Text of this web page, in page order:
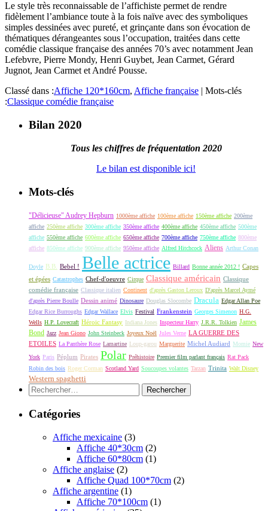
Le style très reconnaissable de l’affichiste permet de rendre
fidèlement l’ambiance toute à la fois naïve avec des symboliques
simples dessinées avec pureté, et grinçante dans son évocation de
thématiques dérangeantes sous l’occupation, traitées dans cette
comédie classique française des années 70’s avec notamment Jean
Lefebvre, Pierre Mondy, Henri Guybet, Jean Carmet, Gérard
Jugnot, Jean Carmet et André Pousse.
Classé dans :Affiche 120*160cm, Affiche française | Mots-clés
:Classique comédie française
Bilan 2020
Tous les chiffres de fréquentation 2020
Le bilan est disponible ici!
Mots-clés
"Délicieuse" Audrey Hepburn 1000ème affiche 100ème affiche 150ème affiche 200ème
affiche 250ème affiche 300ème affiche 350ème affiche 400ème affiche 450ème affiche 500ème
affiche 550ème affiche 600ème affiche 650ème affiche 700ème affiche 750ème affiche 800ème
affiche 850ème affiche 900ème affiche 950ème affiche Alfred Hitchcock Aliens Arthur Conan
Doyle B.B. Bebel ! Belle actrice Billard Bonne année 2012 ! Capes
et épées Catastrophes Chef-d'oeuvre Cirque Classique américain Classique
comédie française Classique italien Continent d'après Gaston Leroux D'après Marcel Aymé
d'après Pierre Boulle Dessin animé Dinosaure Douglas Slocombe Dracula Edgar Allan Poe
Edgar Rice Burroughs Edgar Wallace Elvis Festival Frankenstein Georges Simenon H.G.
Wells H.P. Lovecraft Héroic Fantasy Indiana Jones Inspecteur Harry J.R.R. Tolkien James
Bond Jazz Jean Giono John Steinbeck Joyeux Noël Jules Verne LA GUERRE DES
ETOILES La Panthère Rose Lamartine Loup-garou Marguerite Michel Audiard Momie New
York Paris Péplum Pirates Polar Préhistoire Premier film parlant français Rat Pack
Robin des bois Roger Corman Scotland Yard Soucoupes volantes Tarzan Trinita Walt Disney
Western spaghetti
Rechercher :
Catégories
Affiche mexicaine (3)
Affiche 40*30cm (2)
Affiche 60*80cm (1)
Affiche anglaise (2)
Affiche Quad 100*70cm (2)
Affiche argentine (1)
Affiche 70*100cm (1)